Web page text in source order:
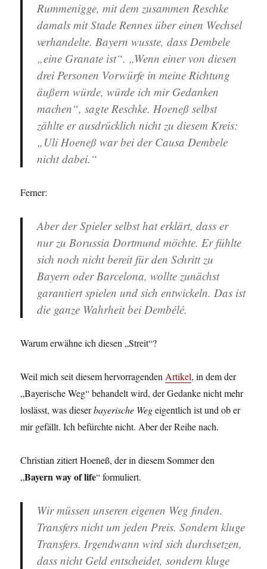
Rummenigge, mit dem zusammen Reschke
damals mit Stade Rennes über einen Wechsel
verhandelte. Bayern wusste, dass Dembele
„eine Granate ist“. „Wenn einer von diesen
drei Personen Vorwürfe in meine Richtung
äußern würde, würde ich mir Gedanken
machen“, sagte Reschke. Hoeneß selbst
zählte er ausdrücklich nicht zu diesem Kreis:
„Uli Hoeneß war bei der Causa Dembele
nicht dabei.“
Ferner:
Aber der Spieler selbst hat erklärt, dass er
nur zu Borussia Dortmund möchte. Er fühlte
sich noch nicht bereit für den Schritt zu
Bayern oder Barcelona, wollte zunächst
garantiert spielen und sich entwickeln. Das ist
die ganze Wahrheit bei Dembélé.
Warum erwähne ich diesen „Streit“?
Weil mich seit diesem hervorragendenArtikel, in dem der
„Bayerische Weg“ behandelt wird, der Gedanke nicht mehr
loslässt, was dieserbayerische Wegeigentlich ist und ob er
mir gefällt. Ich befürchte nicht. Aber der Reihe nach.
Christian zitiert Hoeneß, der in diesem Sommer den
„Bayern way of life“ formuliert.
Wir müssen unseren eigenen Weg finden.
Transfers nicht um jeden Preis. Sondern kluge
Transfers. Irgendwann wird sich durchsetzen,
dass nicht Geld entscheidet, sondern kluge